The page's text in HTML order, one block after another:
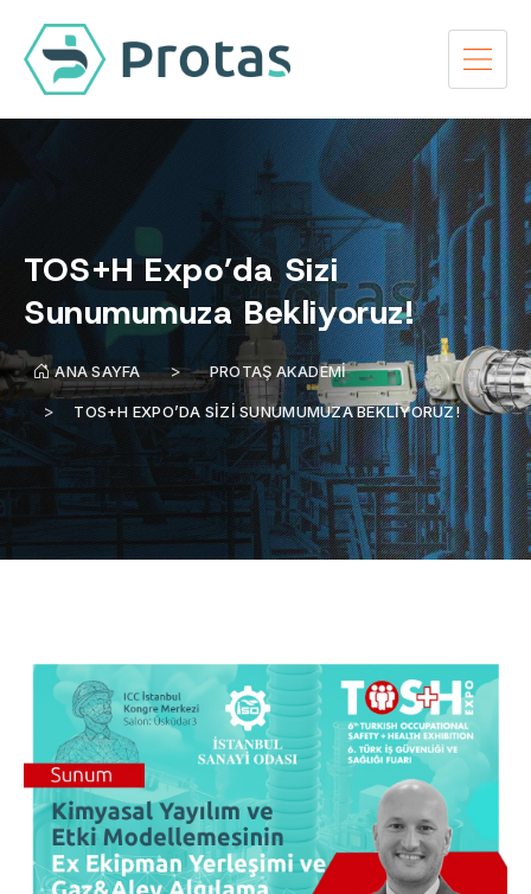
TOS+H Expo’da Sizi
Sunumumuza Bekliyoruz!
ANA SAYFA PROTAŞ AKADEMI
TOS+H EXPO’DA SIZI SUNUMUMUZA BEKLIYORUZ!